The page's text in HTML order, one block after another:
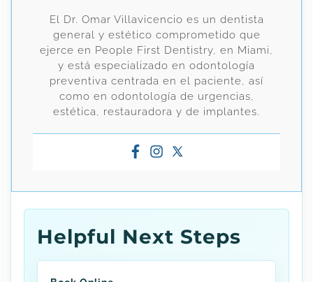
El Dr. Omar Villavicencio es un dentista
general y estético comprometido que
ejerce en People First Dentistry, en Miami,
y está especializado en odontología
preventiva centrada en el paciente, así
como en odontología de urgencias,
estética, restauradora y de implantes.
Helpful Next Steps